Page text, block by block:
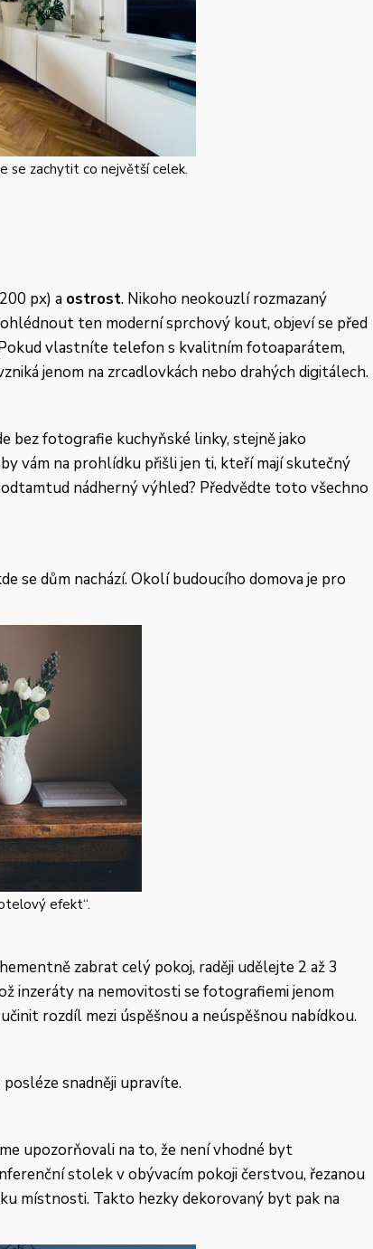
se zachytit co největší celek.
px) a ostrost. Nikoho neokouzlí rozmazaný
ten moderní sprchový kout, objeví se před
vlastníte telefon s kvalitním fotoaparátem,
jenom na zrcadlovkách nebo drahých digitálech.
bez fotografie kuchyňské linky, stejně jako
vám na prohlídku přišli jen ti, kteří mají skutečný
odtamtud nádherný výhled? Předvědte toto všechno
se dům nachází. Okolí budoucího domova je pro
efekt“.
zabrat celý pokoj, raději udělejte 2 až 3
inzeráty na nemovitosti se fotografiemi jenom
rozdíl mezi úspěšnou a neúspěšnou nabídkou.
snadněji upravíte.
upozorňovali na to, že není vhodné byt
stolek v obývacím pokoji čerstvou, řezanou
místnosti. Takto hezky dekorovaný byt pak na